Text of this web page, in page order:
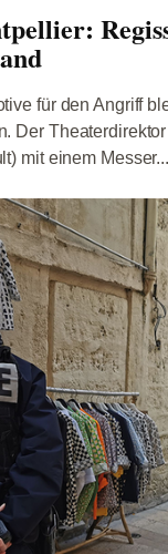
für den Angriff
Der
mit einem Messer...